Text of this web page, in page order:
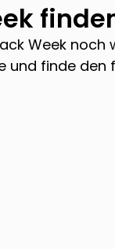
Week
und finde den